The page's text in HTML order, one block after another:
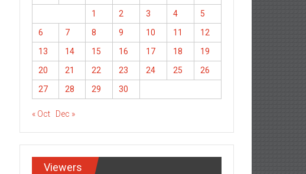
1
2 3 4
5
6
7 8 9 10 11
12
13
14 15 16 17 18
19
20
21 22 23 24 25
26
27
28 29 30
« Oct Dec »
Viewers